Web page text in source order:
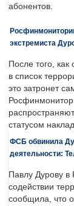
абонентов.
экстремиста
После того,
в список
это затронет
статусом
ФСБ обвинила
деятельности:
Павлу Дурову в
содействии
сообщила, что